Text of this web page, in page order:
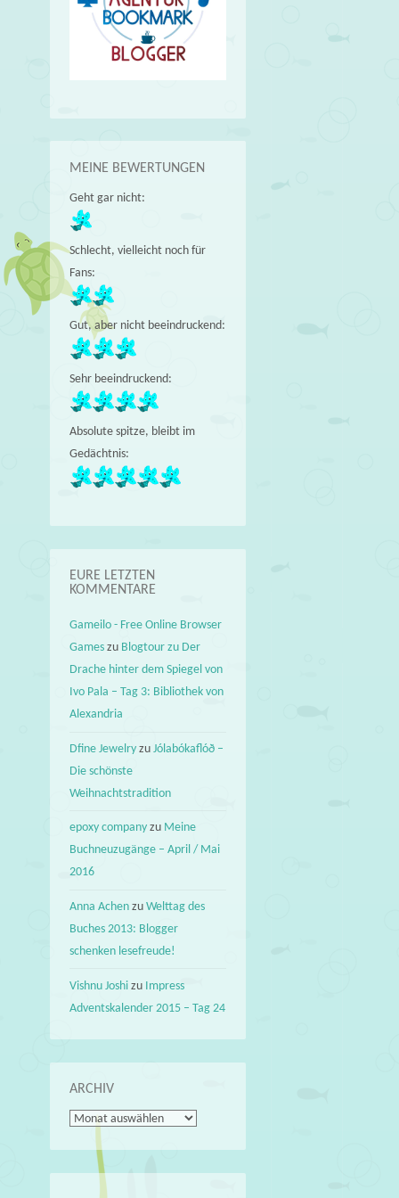
MEINE BEWERTUNGEN
Geht gar nicht:
Schlecht, vielleicht noch für
Fans:
Gut, aber nicht beeindruckend:
Sehr beeindruckend:
Absolute spitze, bleibt im
Gedächtnis:
EURE LETZTEN
KOMMENTARE
Gameilo - Free Online Browser
Games zu Blogtour zu Der
Drache hinter dem Spiegel von
Ivo Pala – Tag 3: Bibliothek von
Alexandria
Dfine Jewelry zuJólabókaflóð –
Die schönste
Weihnachtstradition
epoxy company zu Meine
Buchneuzugänge – April / Mai
2016
Anna Achen zuWelttag des
Buches 2013: Blogger
schenken lesefreude!
Vishnu Joshi zu Impress
Adventskalender 2015 – Tag 24
ARCHIV
Archiv